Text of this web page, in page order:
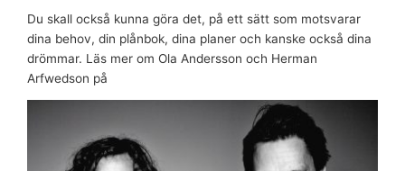
Du skall också kunna göra det, på ett sätt som motsvarar
dina behov, din plånbok, dina planer och kanske också dina
drömmar. Läs mer om Ola Andersson och Herman
Arfwedson på